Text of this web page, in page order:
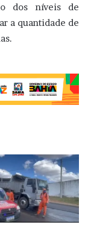
dos níveis de
a quantidade de